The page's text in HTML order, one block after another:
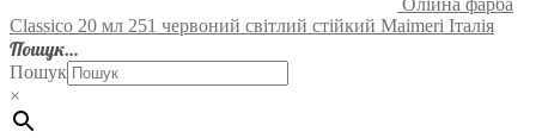
Олійна фарба
Classico 20 мл 251 червоний світлий стійкий Maimeri Італія
Пошук…
Пошук
×